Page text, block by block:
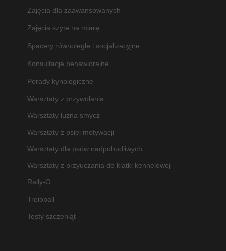
Warsztaty z przyuczania do klatki kennelowej
Warsztaty dla psów nadpobudliwych
Warsztaty z psiej motywacji
Warsztaty z przywołania
Warsztaty luźna smycz
Konsultacje behawioralne
Spacery równoległe i socjalizacyjne
Porady kynologiczne
Testy szczeniąt
Zajęcia dla zaawansowanych
Zajęcia szyte na miarę
Rally-O
Treibball